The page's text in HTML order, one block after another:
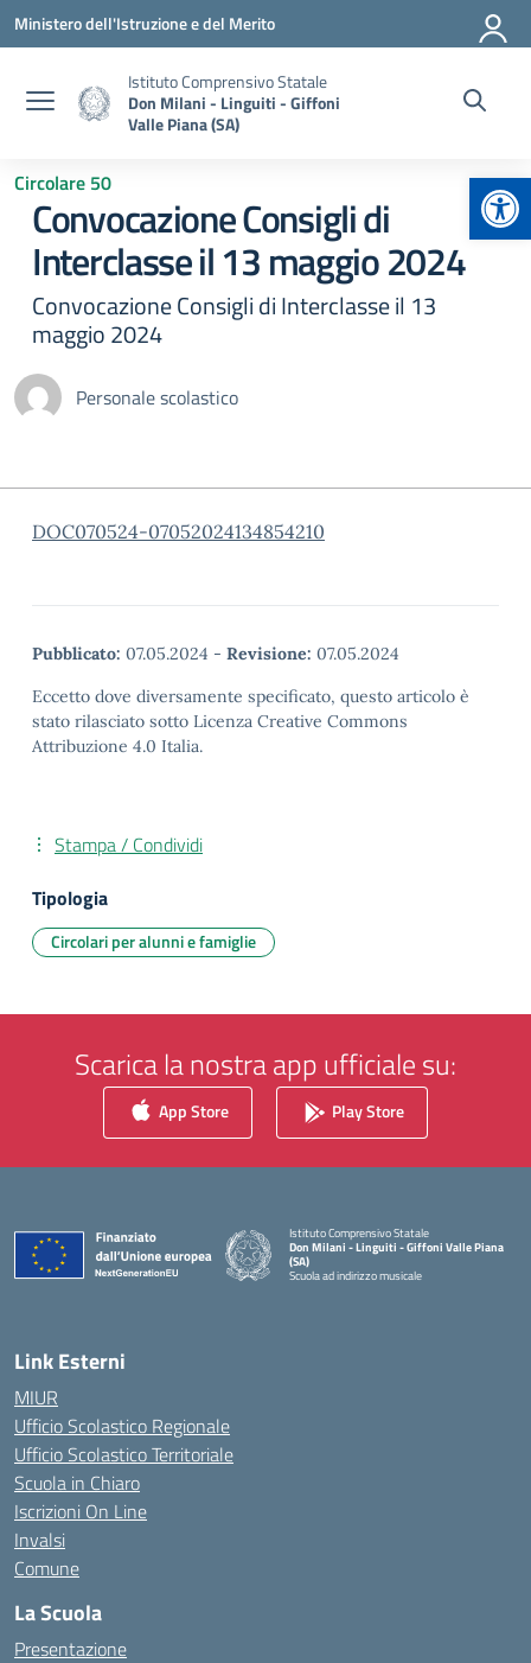
Vai ai contenuti
Vai al menu di navigazione
Vai al footer
Ministero dell'Istruzione e del Merito
Istituto Comprensivo Statale
Don Milani - Linguiti - Giffoni
Valle Piana (SA)
Circolare 50
Convocazione Consigli di
Interclasse il 13 maggio 2024
Convocazione Consigli di Interclasse il 13
maggio 2024
Personale scolastico
DOC070524-07052024134854210
Pubblicato: 07.05.2024 - Revisione: 07.05.2024
Eccetto dove diversamente specificato, questo articolo è
stato rilasciato sotto Licenza Creative Commons
Attribuzione 4.0 Italia.
Stampa / Condividi
Tipologia
Circolari per alunni e famiglie
Scarica la nostra app ufficiale su:
App Store Play Store
Istituto Comprensivo Statale
Don Milani - Linguiti - Giffoni Valle Piana
(SA)
Scuola ad indirizzo musicale
Link Esterni
MIUR
Ufficio Scolastico Regionale
Ufficio Scolastico Territoriale
Scuola in Chiaro
Iscrizioni On Line
Invalsi
Comune
La Scuola
Presentazione